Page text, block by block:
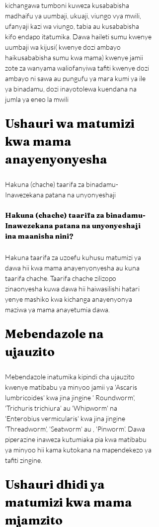
kichangawa tumboni kuweza kusababisha
madhaifu ya uumbaji, ukuaji, viungo vya mwili,
ufanyaji kazi wa viungo, tabia au kusababisha
kifo endapo itatumika. Dawa haileti sumu kwenye
uumbaji wa kijusi( kwenye dozi ambayo
haikusababisha sumu kwa mama) kwenye jamii
zote za wanyama waliofanyiwa tafiti kwenye dozi
ambayo ni sawa au pungufu ya mara kumi ya ile
ya binadamu, dozi inayotolewa kuendana na
jumla ya eneo la mwili
Ushauri wa matumizi
kwa mama
anayenyonyesha
Hakuna (chache) taarifa za binadamu-
Inawezekana patana na unyonyeshaji
Hakuna (chache) taarifa za binadamu-
Inawezekana patana na unyonyeshaji
ina maanisha nini?
Hakuna taarifa za uzoefu kuhusu matumizi ya
dawa hii kwa mama anayenyonyesha au kuna
taarifa chache. Taarifa chache zilizopo
zinaonyesha kuwa dawa hii haiwasilishi hatari
yenye mashiko kwa kichanga anayenyonya
maziwa ya mama anayetumia dawa.
Mebendazole na
ujauzito
Mebendazole inatumika kipindi cha ujauzito
kwenye matibabu ya minyoo jamii ya 'Ascaris
lumbricoides' kwa jina jingine ' Roundworm',
'Trichuris trichiura' au 'Whipworm' na
'Enterobius vermicularis' kwa jina jingine
'Threadworm', 'Seatworm' au , 'Pinworm'. Dawa
piperazine inaweza kutumiaka pia kwa matibabu
ya minyoo hii kama kutokana na mapendekezo ya
tafiti zingine.
Ushauri dhidi ya
matumizi kwa mama
mjamzito